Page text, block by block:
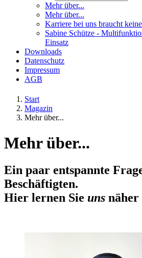
Mehr über...
Mehr über...
Karriere bei uns braucht
Sabine Schütze -
Einsatz
Downloads
Datenschutz
Impressum
AGB
Start
Magazin
Mehr über...
Mehr über...
Ein paar entspannte
Beschäftigten.
Hier lernen Sie uns näher